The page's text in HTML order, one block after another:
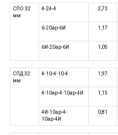
СПО 32
мм
4-24-4 2,73
6-20ар-6И 1,17
6И-20ар-6И 1,05
СПД 32
мм
4-10-4-10-4 1,97
4-10ар-4-10ар-4И 1,15
4И-10ар-4-
10ар-4И
0,81